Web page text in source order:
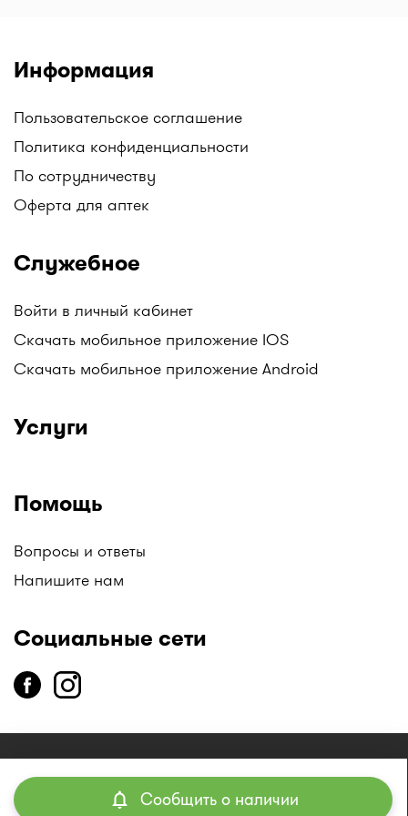
Сообщить о наличии
Mega Pharm, Аптеки "Алмасат", Аптеки "Salamat",
АНЦ (Аптеки Низких Цен), Гиппократ, и другие.
Следите за обновлениями!
одном месте только на I-teka.kz!
Информация
Пользовательское соглашение
Политика конфиденциальности
По сотрудничеству
Оферта для аптек
Служебное
Войти в личный кабинет
Скачать мобильное приложение IOS
Скачать мобильное приложение Android
Услуги
Помощь
Вопросы и ответы
Напишите нам
Социальные сети
copyright 2014-2026 ТОО «Единая справочная служба «I-